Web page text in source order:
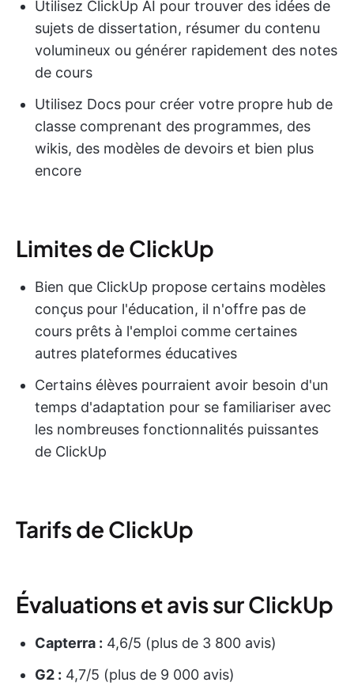
Utilisez ClickUp AI pour trouver des idées de
sujets de dissertation, résumer du contenu
volumineux ou générer rapidement des notes
de cours
Utilisez Docs pour créer votre propre hub de
classe comprenant des programmes, des
wikis, des modèles de devoirs et bien plus
encore
Limites de ClickUp
Bien que ClickUp propose certains modèles
conçus pour l'éducation, il n'offre pas de
cours prêts à l'emploi comme certaines
autres plateformes éducatives
Certains élèves pourraient avoir besoin d'un
temps d'adaptation pour se familiariser avec
les nombreuses fonctionnalités puissantes
de ClickUp
Tarifs de ClickUp
Évaluations et avis sur ClickUp
Capterra : 4,6/5 (plus de 3 800 avis)
G2 : 4,7/5 (plus de 9 000 avis)